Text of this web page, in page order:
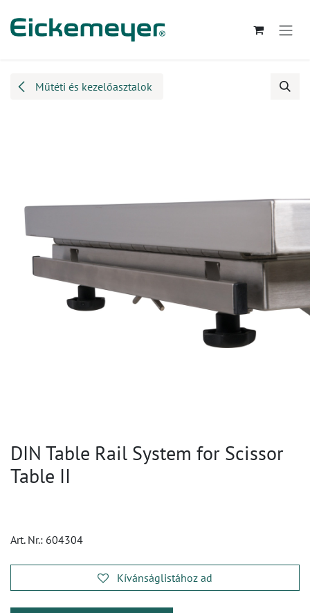
Műtéti és kezelőasztalok
DIN Table Rail System for Scissor
Table II
Art. Nr.: 604304
Kívánságlistához ad